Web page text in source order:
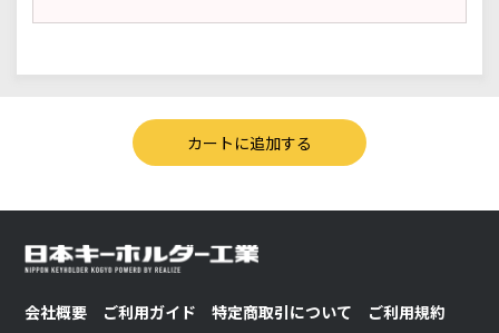
会社概要 ご利用ガイド 特定商取引について
ご利用規約